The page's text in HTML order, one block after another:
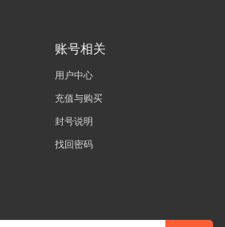
账号相关
用户中心
充值与购买
封号说明
找回密码